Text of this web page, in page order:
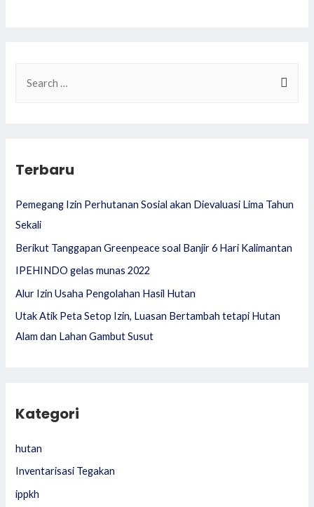
h
:
Terbaru
Pemegang Izin Perhutanan Sosial akan Dievaluasi Lima Tahun
Sekali
Berikut Tanggapan Greenpeace soal Banjir 6 Hari Kalimantan
IPEHINDO gelas munas 2022
Alur Izin Usaha Pengolahan Hasil Hutan
Utak Atik Peta Setop Izin, Luasan Bertambah tetapi Hutan
Alam dan Lahan Gambut Susut
Kategori
hutan
Inventarisasi Tegakan
ippkh